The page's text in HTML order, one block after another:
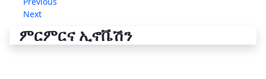
Next
ምርምርና ኢኖቬሽን